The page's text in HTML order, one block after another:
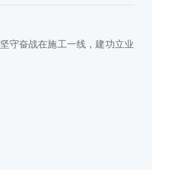
坚守奋战在施工一线 ，建功立业